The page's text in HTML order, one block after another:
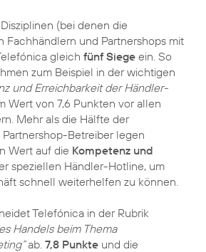
(bei denen die
Fachhändlern und Partnershops mit
gleich fünf Siege ein. So
zum Beispiel in der wichtigen
und Erreichbarkeit der Händler-
Wert von 7,6 Punkten vor allen
Mehr als die Hälfte der
Betreiber legen
Wert auf die Kompetenz und
speziellen Händler-Hotline, um
schnell weiterhelfen zu können.
Telefónica in der Rubrik
Handels beim Thema
ab. 7,8 Punkte und die